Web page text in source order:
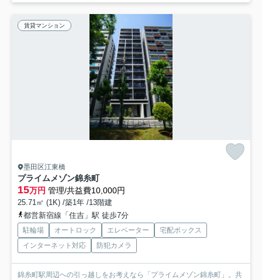
賃貸マンション
墨田区江東橋
プライムメゾン錦糸町
15万円 管理/共益費10,000円
25.71㎡ (1K) /築1年 /13階建
都営新宿線「住吉」駅 徒歩7分
駐輪場 オートロック エレベーター
宅配ボックス
インターネット対応
防犯カメラ
錦糸町駅周辺への引っ越しをお考えなら「プライムメゾン錦糸町」。共